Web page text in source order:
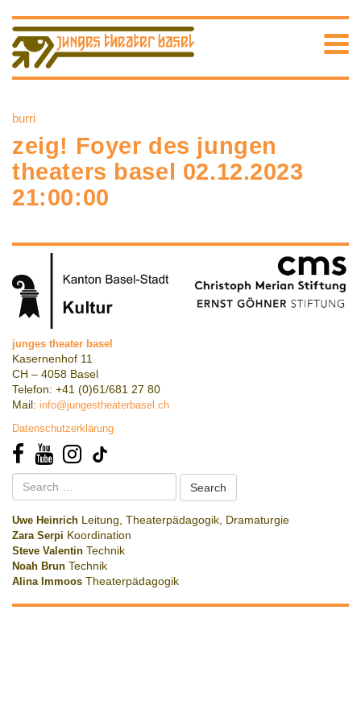
burri
zeig! Foyer des jungen
theaters basel 02.12.2023
21:00:00
junges theater basel
Kasernenhof 11
CH – 4058 Basel
Telefon: +41 (0)61/681 27 80
Mail: info@jungestheaterbasel.ch
Datenschutzerklärung
Search
for:
Uwe Heinrich Leitung, Theaterpädagogik, Dramaturgie
Zara Serpi Koordination
Steve Valentin Technik
Noah Brun Technik
Alina Immoos Theaterpädagogik